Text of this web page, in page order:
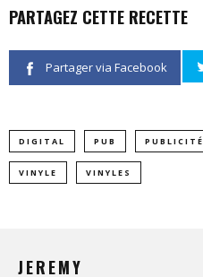
PARTAGEZ CETTE RECETTE
Partager via Facebook
DIGITAL PUB PUBLICITÉ
VINYLE VINYLES
JEREMY